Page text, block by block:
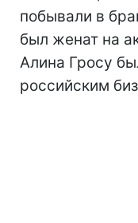
побывали в
был женат на
Алина Гросу
российским